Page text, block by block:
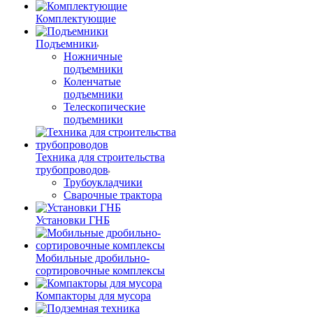
Комплектующие
Подъемники
Ножничные
подъемники
Коленчатые
подъемники
Телескопические
подъемники
Техника для строительства
трубопроводов
Трубоукладчики
Сварочные трактора
Установки ГНБ
Мобильные дробильно-
сортировочные комплексы
Компакторы для мусора